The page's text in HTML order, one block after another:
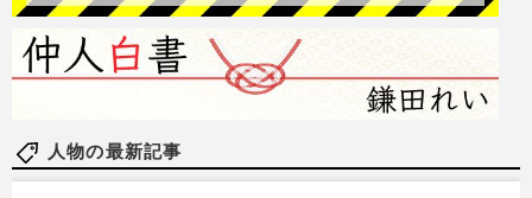
人物の最新記事